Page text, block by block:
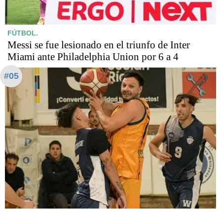
FÚTBOL.
Messi se fue lesionado en el triunfo de Inter
Miami ante Philadelphia Union por 6 a 4
#05